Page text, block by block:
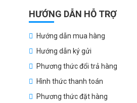
HƯỚNG DẪN HỖ TRỢ
Hướng dẫn mua hàng
Hướng dẫn ký gửi
Phương thức đổi trả hàng
Hình thức thanh toán
Phương thức đặt hàng